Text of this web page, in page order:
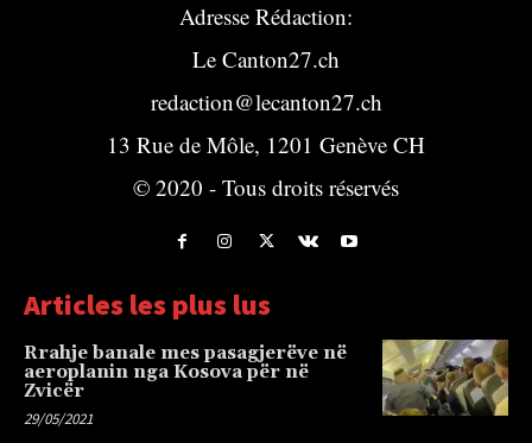
Adresse Rédaction:
Le Canton27.ch
redaction@lecanton27.ch
13 Rue de Môle, 1201 Genève CH
© 2020 - Tous droits réservés
Articles les plus lus
Rrahje banale mes pasagjerëve në
aeroplanin nga Kosova për në
Zvicër
29/05/2021